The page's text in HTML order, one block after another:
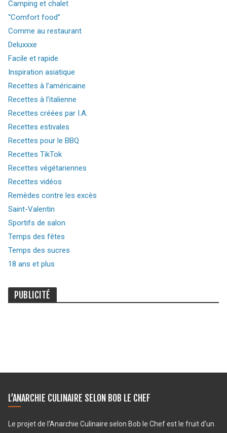
Camping et chalet
“Comfort food”
Comme au restaurant
Deluxxxe
Facile et rapide
Inspiration asiatique
Recettes à l’américaine
Recettes à l’italienne
Recettes créées par I.A.
Recettes estivales
Recettes pour le BBQ
Recettes TikTok
Recettes végétariennes
Recettes vidéos
Remèdes contre les excès
Saint-Valentin
Sportifs de salon
Temps des fêtes
Temps des sucres
18 ans et plus
PUBLICITÉ
L’ANARCHIE CULINAIRE SELON BOB LE CHEF
Le projet de l’Anarchie Culinaire selon Bob le Chef est le fruit d’un